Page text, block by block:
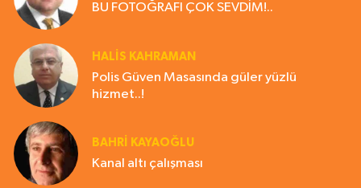
BU FOTOĞRAFI ÇOK SEVDİM!..
HALIS KAHRAMAN
Polis Güven Masasında güler yüzlü
hizmet..!
BAHRI KAYAOĞLU
Kanal altı çalışması